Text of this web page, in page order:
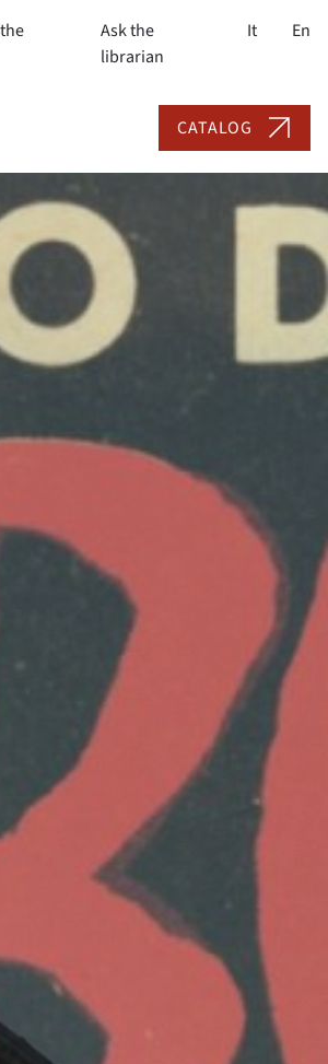
Ask the
librarian
It En
CATALOG